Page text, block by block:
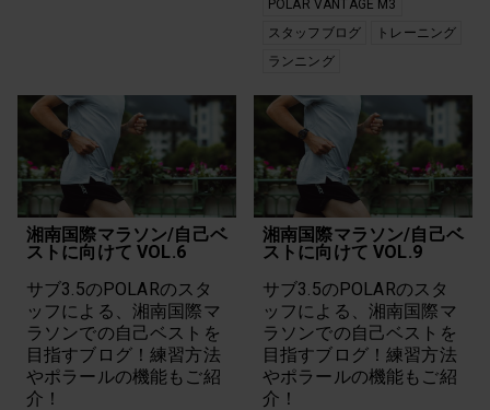
POLAR VANTAGE M3
スタッフブログ
トレーニング
ランニング
湘南国際マラソン/自己ベ
ストに向けて VOL.6
サブ3.5のPOLARのスタ
ッフによる、湘南国際マ
ラソンでの自己ベストを
目指すブログ！練習方法
やポラールの機能もご紹
介！
湘南国際マラソン/自己ベ
ストに向けて VOL.9
サブ3.5のPOLARのスタ
ッフによる、湘南国際マ
ラソンでの自己ベストを
目指すブログ！練習方法
やポラールの機能もご紹
介！